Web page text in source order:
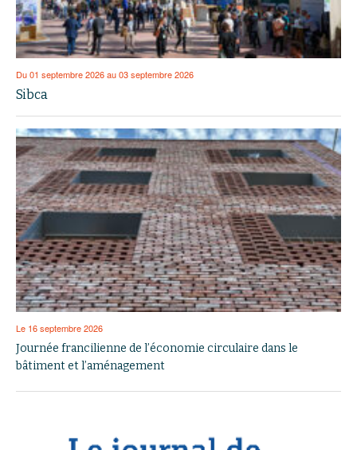
Du 01 septembre 2026 au 03 septembre 2026
Sibca
Le 16 septembre 2026
Journée francilienne de l’économie circulaire dans le
bâtiment et l’aménagement